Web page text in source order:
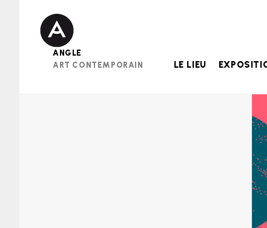
ANGLE
ART CONTEMPORAIN
LE LIEU